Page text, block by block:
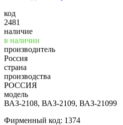
код
2481
наличие
в наличии
производитель
Россия
страна
производства
РОССИЯ
модель
ВАЗ-2108, ВАЗ-2109, ВАЗ-21099
Фирменный код: 1374